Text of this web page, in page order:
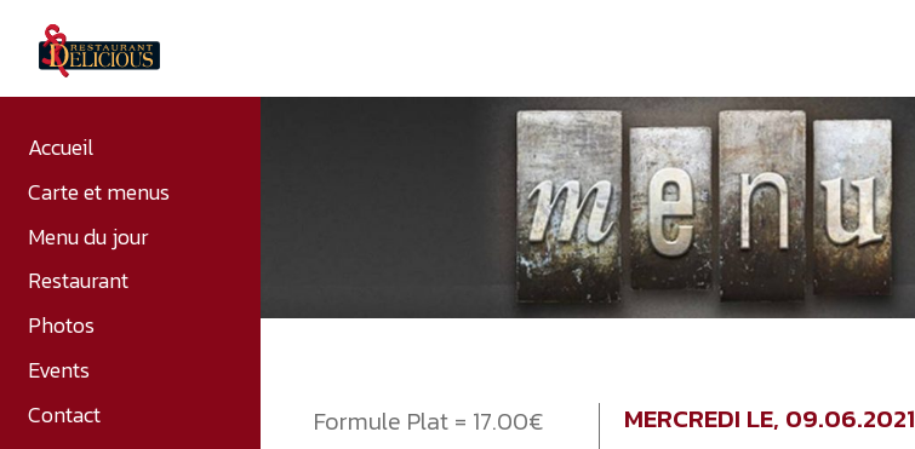
Formule Plat = 17.00€
MERCREDI LE, 09.06.2021
Accueil
Carte et menus
Menu du jour
Restaurant
Photos
Events
Contact